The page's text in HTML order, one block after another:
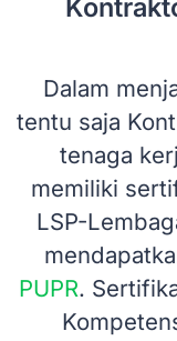
Dalam
tentu saja
tenaga
memiliki
LSP-
PUPR.